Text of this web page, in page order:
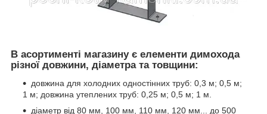
В асортименті магазину є елементи димохода
різної довжини, діаметра та товщини:
довжина для холодних одностінних труб: 0,3 м; 0,5 м;
1 м; довжина утеплених труб: 0,25 м; 0,5 м; 1 м.
діаметр від 80 мм, 100 мм, 110 мм, 120 мм... до 500